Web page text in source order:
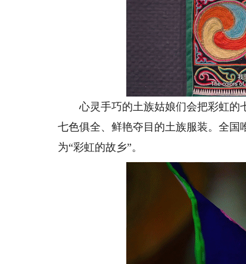
心灵手巧的土族姑娘们会把彩虹的
七色俱全、鲜艳夺目的土族服装。全
为“彩虹的故乡”。